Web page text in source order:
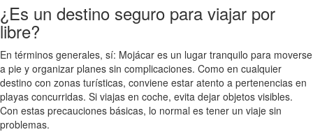
¿Es un destino seguro para viajar por
libre?
En términos generales, sí: Mojácar es un lugar tranquilo para moverse
a pie y organizar planes sin complicaciones. Como en cualquier
destino con zonas turísticas, conviene estar atento a pertenencias en
playas concurridas. Si viajas en coche, evita dejar objetos visibles.
Con estas precauciones básicas, lo normal es tener un viaje sin
problemas.